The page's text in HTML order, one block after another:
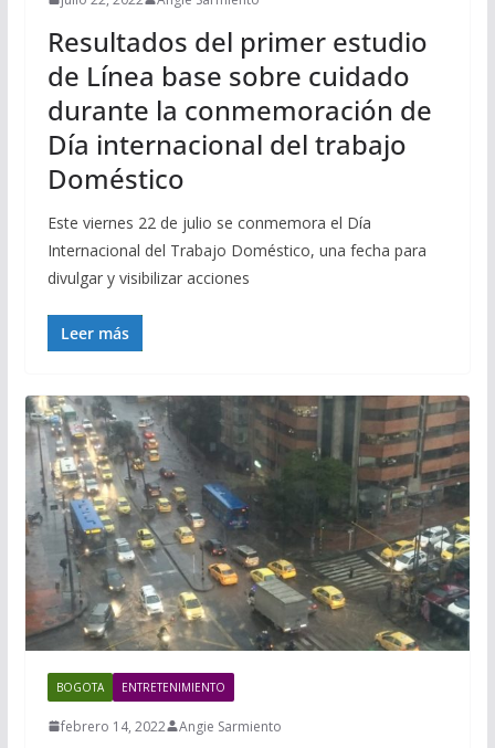
Resultados del primer estudio
de Línea base sobre cuidado
durante la conmemoración de
Día internacional del trabajo
Doméstico
Este viernes 22 de julio se conmemora el Día
Internacional del Trabajo Doméstico, una fecha para
divulgar y visibilizar acciones
Leer más
BOGOTA ENTRETENIMIENTO
febrero 14, 2022 Angie Sarmiento